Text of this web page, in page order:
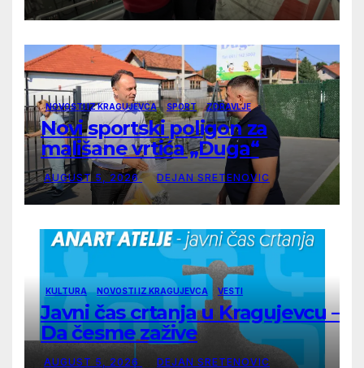
NOVOSTI IZ KRAGUJEVCA SPORT ZDRAVLJE
Novi sportski poligon za
mališane vrtića „Duga“
AUGUST 5, 2026 DEJAN SRETENOVIC
KULTURA NOVOSTI IZ KRAGUJEVCA VESTI
Javni čas crtanja u Kragujevcu –
Da česme zažive
AUGUST 5, 2026 DEJAN SRETENOVIC